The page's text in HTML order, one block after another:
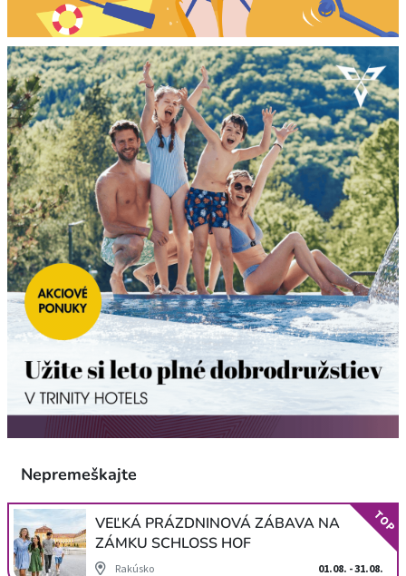
Nepremeškajte
VEĽKÁ PRÁZDNINOVÁ ZÁBAVA NA
ZÁMKU SCHLOSS HOF
Rakúsko 01.08. - 31.08.
TOP